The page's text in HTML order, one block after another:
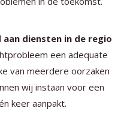
aan diensten in de regio
een adequate
van meerdere oorzaken
wij instaan voor een
keer aanpakt.